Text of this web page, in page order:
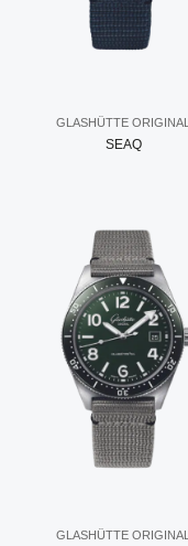
GLASHÜTTE ORIGINAL
SEAQ
GLASHÜTTE ORIGINAL